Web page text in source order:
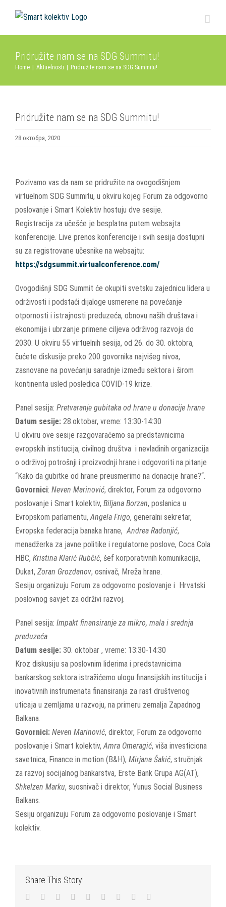
content
Pridružite nam se na SDG Summitu!
Home Aktuelnosti Pridružite nam se na SDG Summitu!
Pridružite nam se na SDG Summitu!
28 октобра, 2020
Larger
Image
Pozivamo vas da nam se pridružite na ovogodišnjem
virtuelnom SDG Summitu, u okviru kojeg Forum za odgovorno
poslovanje i Smart Kolektiv hostuju dve sesije.
Registracija za učešće je besplatna putem websajta
konferencije. Live prenos konferencije i svih sesija dostupni
su za registrovane učesnike na websajtu:
https://sdgsummit.virtualconference.com/
Ovogodišnji SDG Summit će okupiti svetsku zajednicu lidera u
održivosti i podstaći dijaloge usmerene na povećanje
otpornosti i istrajnosti preduzeća, obnovu naših društava i
ekonomija i ubrzanje primene ciljeva održivog razvoja do
2030. U okviru 55 virtuelnih sesija, od 26. do 30. oktobra,
čućete diskusije preko 200 govornika najvišeg nivoa,
zasnovane na povećanju saradnje između sektora i širom
kontinenta usled posledica COVID-19 krize.
Panel sesija: Pretvaranje gubitaka od hrane u donacije hrane
Datum sesije: 28.oktobar, vreme: 13:30-14:30
U okviru ove sesije razgovaraćemo sa predstavnicima
evropskih institucija, civilnog društva i nevladinih organizacija
o održivoj potrošnji i proizvodnji hrane i odgovoriti na pitanje
“Kako da gubitke od hrane preusmerimo na donacije hrane?“.
Govornici: Neven Marinović, direktor, Forum za odgovorno
poslovanje i Smart kolektiv, Biljana Borzan, poslanica u
Evropskom parlamentu,Angela Frigo, generalni sekretar,
Evropska federacija banaka hrane,Andrea Radonjić,
menadžerka za javne politike i regulatorne poslove, Coca Cola
HBC, Kristina Klarić Rubčić, šef korporativnih komunikacija,
Dukat, Zoran Grozdanov, osnivač, Mreža hrane.
Sesiju organizuju Forum za odgovorno poslovanje i Hrvatski
poslovnog savjet za održivi razvoj.
Panel sesija: Impakt finansiranje za mikro, mala i srednja
preduzeća
Datum sesije: 30. oktobar , vreme: 13:30-14:30
Kroz diskusiju sa poslovnim liderima i predstavnicima
bankarskog sektora istražićemo ulogu finansijskih institucija i
inovativnih instrumenata finansiranja za rast društvenog
uticaja u zemljama u razvoju, na primeru zemalja Zapadnog
Balkana.
Govornici: Neven Marinović, direktor, Forum za odgovorno
poslovanje i Smart kolektiv,Amra Omeragić, viša investiciona
savetnica, Finance in motion (B&H), Mirjana Šakić, stručnjak
za razvoj socijalnog bankarstva, Erste Bank Grupa AG(AT),
Shkelzen Marku, suosnivač i direktor, Yunus Social Business
Balkans.
Sesiju organizuju Forum za odgovorno poslovanje i Smart
kolektiv.
Share This Story!
Facebook
TwitterLinkedIn
Reddit WhatsApp
TumblrPinterest